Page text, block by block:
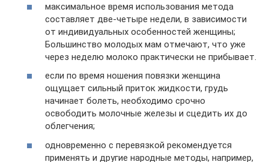
максимальное время использования метода
составляет две-четыре недели, в зависимости
от индивидуальных особенностей женщины;
Большинство молодых мам отмечают, что уже
через неделю молоко практически не прибывает.
если по время ношения повязки женщина
ощущает сильный приток жидкости, грудь
начинает болеть, необходимо срочно
освободить молочные железы и сцедить их до
облегчения;
одновременно с перевязкой рекомендуется
применять и другие народные методы, например,